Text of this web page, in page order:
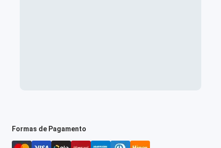
Formas de Pagamento